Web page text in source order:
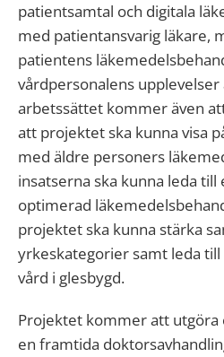
patientsamtal och digitala
med patientansvarig läkare,
patientens
vårdpersonalens upplevelser
arbetssättet kommer även
att projektet ska kunna visa
med äldre personers
insatserna ska kunna leda till
optimerad
projektet ska kunna stärka
yrkeskategorier samt leda till
vård i glesbygd.
Projektet kommer att utgöra
en framtida